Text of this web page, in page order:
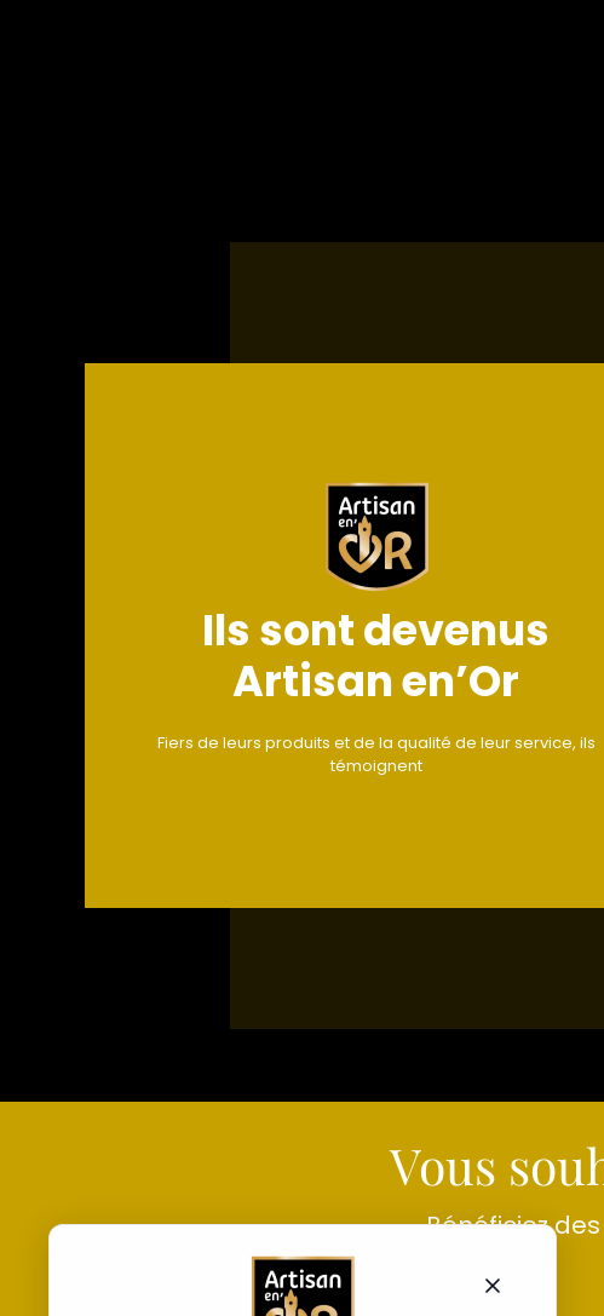
Ils sont devenus
Artisan en’Or
Fiers de leurs produits et de la qualité de leur service, ils
témoignent
Vous
Bénéficiez